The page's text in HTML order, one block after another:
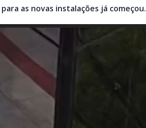
as novas instalações já começou.